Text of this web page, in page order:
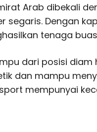
Arab dibekali
segaris. Dengan
tenaga
dari posisi diam
dan mampu
mempunyai